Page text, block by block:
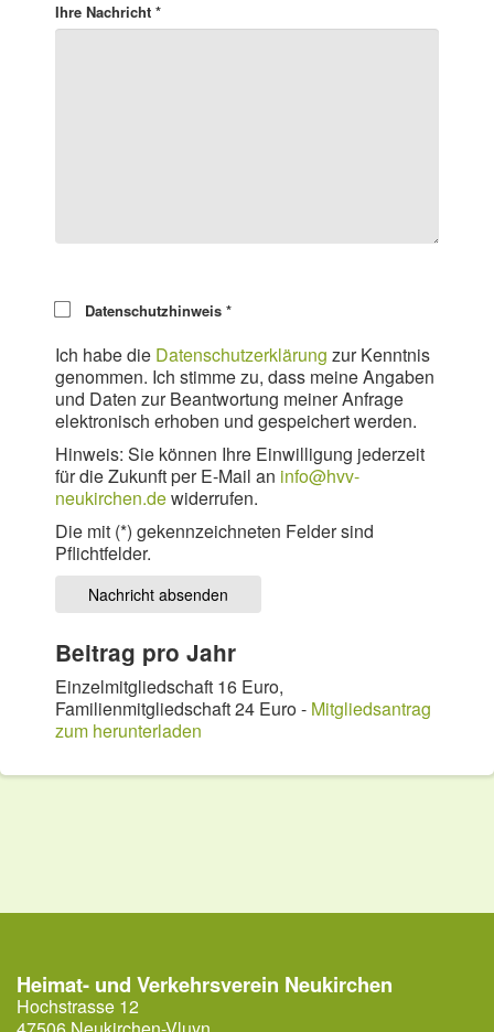
Ihre Nachricht *
Datenschutzhinweis *
Ich habe die Datenschutzerklärung zur Kenntnis
genommen. Ich stimme zu, dass meine Angaben
und Daten zur Beantwortung meiner Anfrage
elektronisch erhoben und gespeichert werden.
Hinweis: Sie können Ihre Einwilligung jederzeit
für die Zukunft per E-Mail an info@hvv-
neukirchen.dewiderrufen.
Die mit (*) gekennzeichneten Felder sind
Pflichtfelder.
Nachricht absenden
Beitrag pro Jahr
Einzelmitgliedschaft 16 Euro,
Familienmitgliedschaft 24 Euro - Mitgliedsantrag
zum herunterladen
Heimat- und Verkehrsverein Neukirchen
Hochstrasse 12